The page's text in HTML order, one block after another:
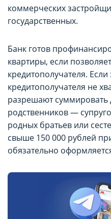
коммерческих
государственных.
Банк готов
квартиры, если
кредитополучателя.
кредитополучателя не
разрешают суммировать
родственников —
родных братьев или
свыше 150 000 рублей
обязательно